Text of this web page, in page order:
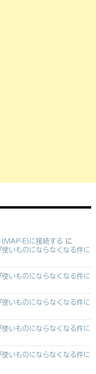
E)に接続する に
いものにならなくなる件に
いものにならなくなる件に
いものにならなくなる件に
いものにならなくなる件に
いものにならなくなる件に